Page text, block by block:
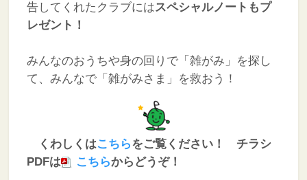
告してくれたクラブにはスペシャルノートもプ
レゼント！
みんなのおうちや身の回りで「雑がみ」を探し
て、みんなで「雑がみさま」を救おう！
くわしくはこちらをご覧ください！ チラシ
PDFは
こちらからどうぞ！